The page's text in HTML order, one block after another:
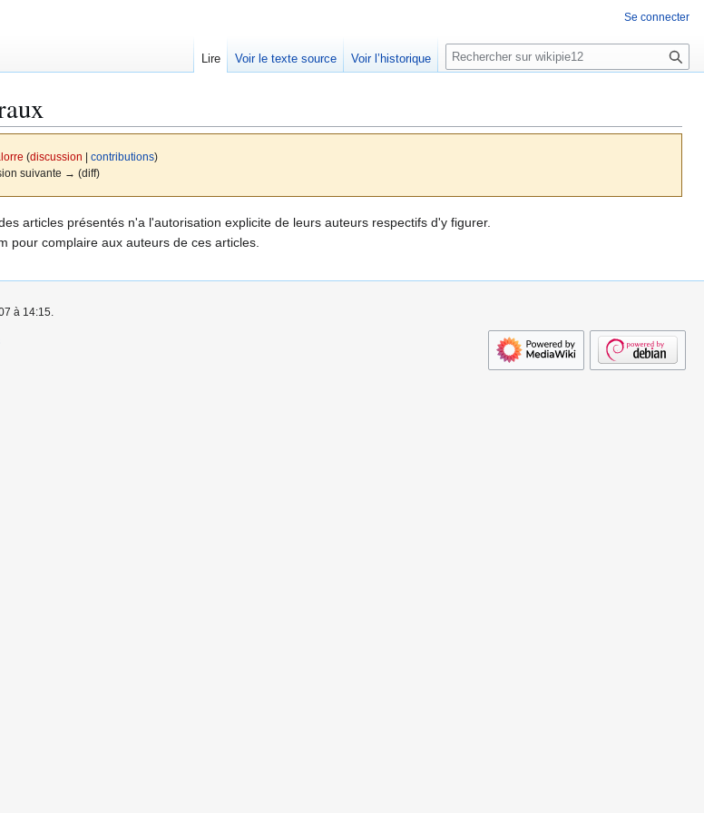
(discussion contributions)
suivante → (diff)
articles présentés n'a l'autorisation explicite de leurs auteurs respectifs d'y figurer.
pour complaire aux auteurs de ces articles.
Se connecter
Lire Voir le texte source Voir l’historique
R
e
e
h
e
à 14:15.